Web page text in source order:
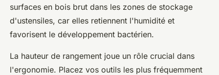
surfaces en bois brut dans les zones de stockage
d'ustensiles, car elles retiennent l'humidité et
favorisent le développement bactérien.
La hauteur de rangement joue un rôle crucial dans
l'ergonomie. Placez vos outils les plus fréquemment